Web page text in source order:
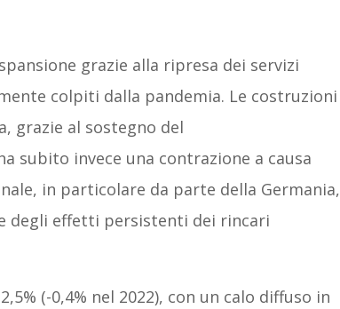
grazie alla ripresa dei servizi
colpiti dalla pandemia. Le costruzioni
grazie al sostegno del
subito invece una contrazione a causa
in particolare da parte della Germania,
degli effetti persistenti dei rincari
(-0,4% nel 2022), con un calo diffuso in